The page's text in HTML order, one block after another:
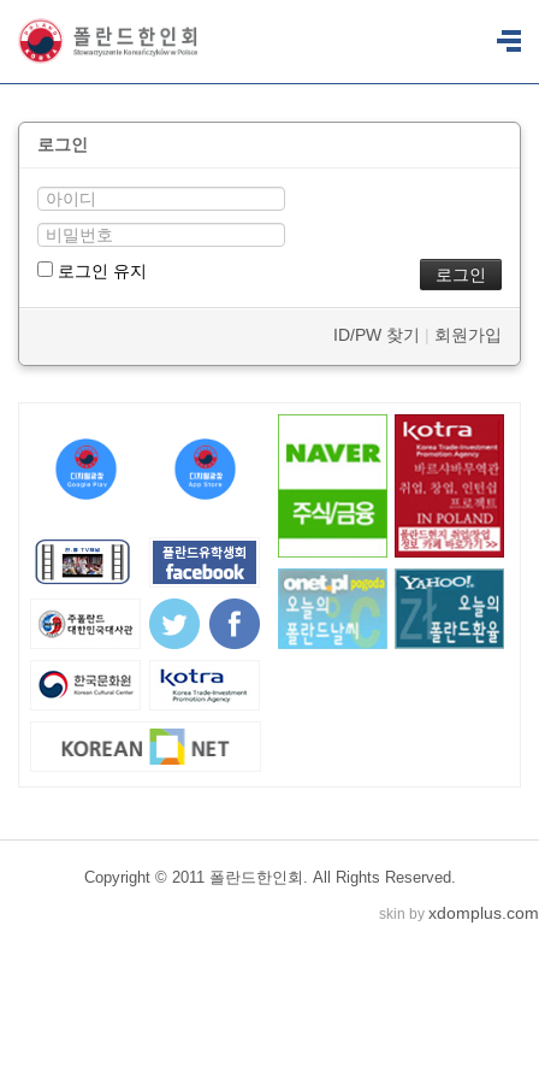
로그인
로그인 유지
ID/PW 찾기 | 회원가입
Copyright © 2011 폴란드한인회. All Rights Reserved.
skin by xdomplus.com